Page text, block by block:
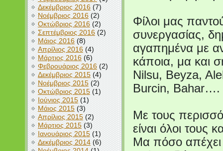
Δεκέμβριος 2016(7)
Νοέμβριος 2016(2)
Οκτώβριος 2016(2)
Σεπτέμβριος 2016(2)
Μάιος 2016(8)
Απρίλιος 2016(4)
Μάρτιος 2016(6)
Φεβρουάριος 2016(2)
Δεκέμβριος 2015(4)
Νοέμβριος 2015(2)
Οκτώβριος 2015(1)
Ιούνιος 2015(1)
Μάιος 2015(3)
Απρίλιος 2015(2)
Μάρτιος 2015(3)
Ιανουάριος 2015(1)
Δεκέμβριος 2014(6)
Φίλοι μας
συνεργασίας,
αγαπημένα με
κάποια, μα και
Nilsu, Beyza,
Burcin, Bahar….
Με τους
είναι όλοι
Μα πόσο απέχει